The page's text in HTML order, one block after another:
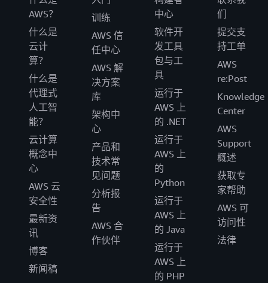
AWS？
什么是
云计
算？
什么是
代理式
人工智
能？
云计算
概念中
心
AWS 云
安全性
最新资
讯
博客
新闻稿
训练
AWS 信
任中心
AWS 解
决方案
库
架构中
心
产品和
技术常
见问题
分析报
告
AWS 合
作伙伴
中心
软件开
发工具
包与工
具
运行于
AWS 上
的 .NET
运行于
AWS 上
的
Python
运行于
AWS 上
的 Java
运行于
AWS 上
的 PHP
们
提交支
持工单
AWS
re:Post
Knowledge
Center
AWS
Support
概述
获取专
家帮助
AWS 可
访问性
法律